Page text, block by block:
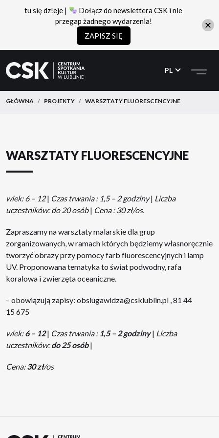
CSK
do
menu
do
treści
PL
GŁÓWNA PROJEKTY WARSZTATY FLUORESCENCYJNE
WARSZTATY FLUORESCENCYJNE
wiek: 6 – 12| Czas trwania : 1,5 – 2 godziny| Liczba
uczestników: do 20 osób| Cena : 30 zł/os.
Zapraszamy na warsztaty malarskie dla grup
zorganizowanych, w ramach których będziemy własnoręcznie
tworzyć obrazy przy pomocy farb fluorescencyjnych i lamp
UV. Proponowana tematyka to świat podwodny, rafa
koralowa i zwierzęta oceaniczne.
– obowiązują zapisy: obslugawidza@csklublin.pl , 81 44
15 675
wiek:6 – 12 | Czas trwania : 1,5 – 2 godziny | Liczba
uczestników:do 25 osób |
Cena:30 zł/os
tu się dz!eje |
Dołącz do newslettera CSK i nie
przegap żadnego wydarzenia!
ZAPISZ SIĘ